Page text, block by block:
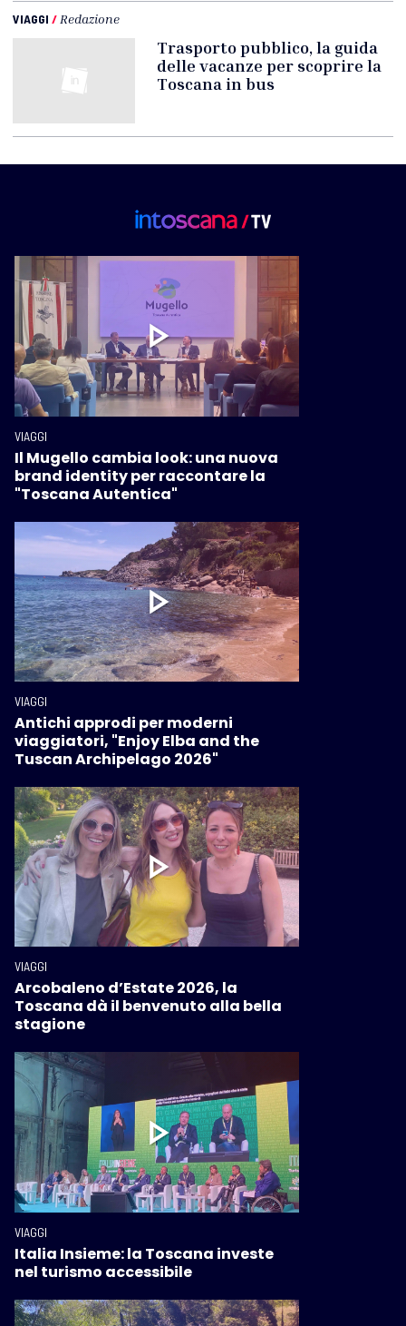
VIAGGI / Redazione
Trasporto pubblico, la guida
delle vacanze per scoprire la
Toscana in bus
VIAGGI
Il Mugello cambia look: una nuova
brand identity per raccontare la
"Toscana Autentica"
VIAGGI
Antichi approdi per moderni
viaggiatori, "Enjoy Elba and the
Tuscan Archipelago 2026"
VIAGGI
Arcobaleno d’Estate 2026, la
Toscana dà il benvenuto alla bella
stagione
VIAGGI
Italia Insieme: la Toscana investe
nel turismo accessibile